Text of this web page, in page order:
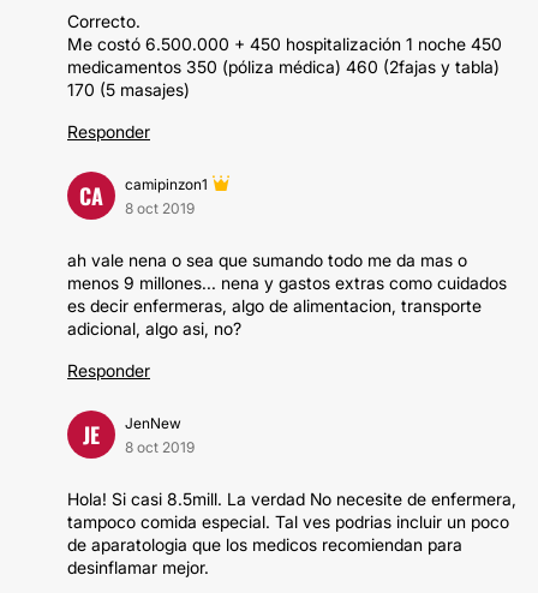
Correcto.
Me costó 6.500.000 + 450 hospitalización 1 noche 450
medicamentos 350 (póliza médica) 460 (2fajas y tabla)
170 (5 masajes)
Responder
CA
camipinzon1
8 oct 2019
ah vale nena o sea que sumando todo me da mas o
menos 9 millones... nena y gastos extras como cuidados
es decir enfermeras, algo de alimentacion, transporte
adicional, algo asi, no?
Responder
JE
JenNew
8 oct 2019
Hola! Si casi 8.5mill. La verdad No necesite de enfermera,
tampoco comida especial. Tal ves podrias incluir un poco
de aparatologia que los medicos recomiendan para
desinflamar mejor.